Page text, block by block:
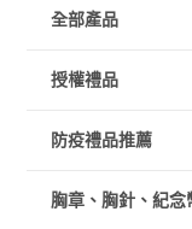
全部產品
授權禮品
防疫禮品推薦
胸章、胸針、紀念